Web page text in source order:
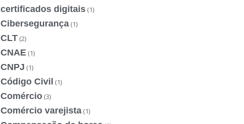
certificados digitais (1)
Cibersegurança (1)
CLT (2)
CNAE (1)
CNPJ (1)
Código Civil (1)
Comércio (3)
Comércio varejista (1)